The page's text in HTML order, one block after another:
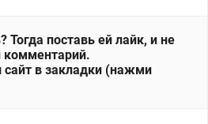
Тогда поставь ей лайк, и не
комментарий.
в закладки (нажми